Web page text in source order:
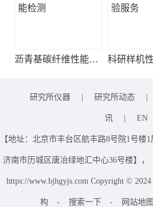
沥青基碳纤维性能检测
研究所仪器 研究所动态
讯 EN
【地址：北京市丰台区航丰路8号院1号楼
济南市历城区唐冶绿地汇中心36号楼】，
https://www.bjhgyjs.com Copyright © 2024
构 - 搜索一下 - 网站地图